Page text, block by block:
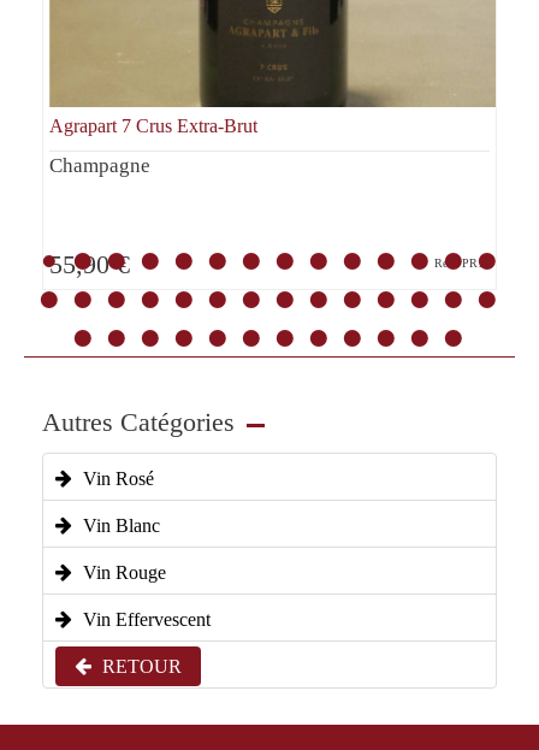
Autres Catégories
Vin Rosé
Vin Blanc
Vin Rouge
Vin Effervescent
RETOUR
Agrapart 7 Crus Extra-Brut
Champagne
55,90 € Ref : PR12